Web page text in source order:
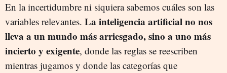
En la incertidumbre ni siquiera sabemos cuáles son las
variables relevantes. La inteligencia artificial no nos
lleva a un mundo más arriesgado, sino a uno más
incierto y exigente, donde las reglas se reescriben
mientras jugamos y donde las categorías que